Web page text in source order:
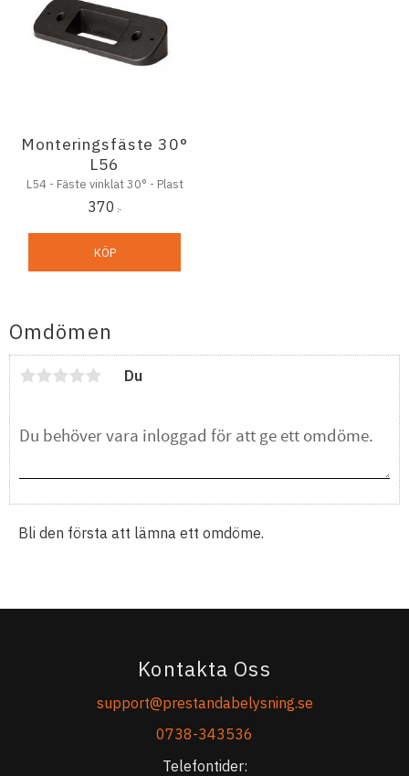
Omdömen
Du
Bli den första att lämna ett omdöme.
Monteringsfäste 30°
L56
L54 - Fäste vinklat 30° - Plast
370 :-
KÖP
Kontakta Oss
support@prestandabelysning.se
0738-343536
Telefontider: